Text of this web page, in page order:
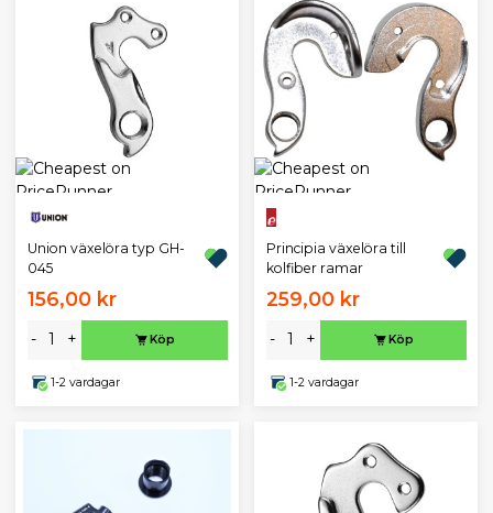
Union växelöra typ GH-
045
156,00 kr
- + Köp
1-2 vardagar
Principia växelöra till
kolfiber ramar
259,00 kr
- + Köp
1-2 vardagar